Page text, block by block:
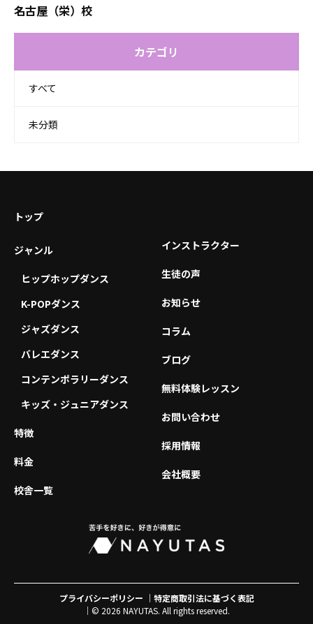
名古屋（栄）校
カテゴリ
すべて
未分類
トップ
ジャンル
ヒップホップダンス
K-POPダンス
ジャズダンス
バレエダンス
コンテンポラリーダンス
キッズ・ジュニアダンス
特徴
料金
校舎一覧
インストラクター
生徒の声
お知らせ
コラム
ブログ
無料体験レッスン
お問い合わせ
採用情報
会社概要
プライバシーポリシー
特定商取引法に基づく表記
© 2026 NAYUTAS. All rights reserved.